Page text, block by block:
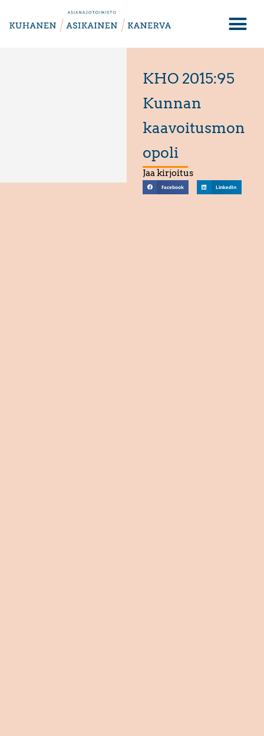
KHO 2015:95
Kunnan
kaavoitusmon
opoli
Jaa kirjoitus
Facebook LinkedIn